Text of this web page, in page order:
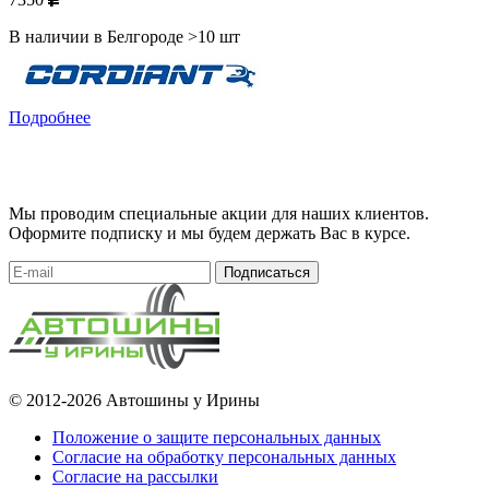
В наличии в Белгороде >10 шт
Подробнее
Мы проводим специальные акции для наших клиентов.
Оформите подписку и мы будем держать Вас в курсе.
Подписаться
© 2012-2026 Автошины у Ирины
Положение о защите персональных данных
Согласие на обработку персональных данных
Согласие на рассылки